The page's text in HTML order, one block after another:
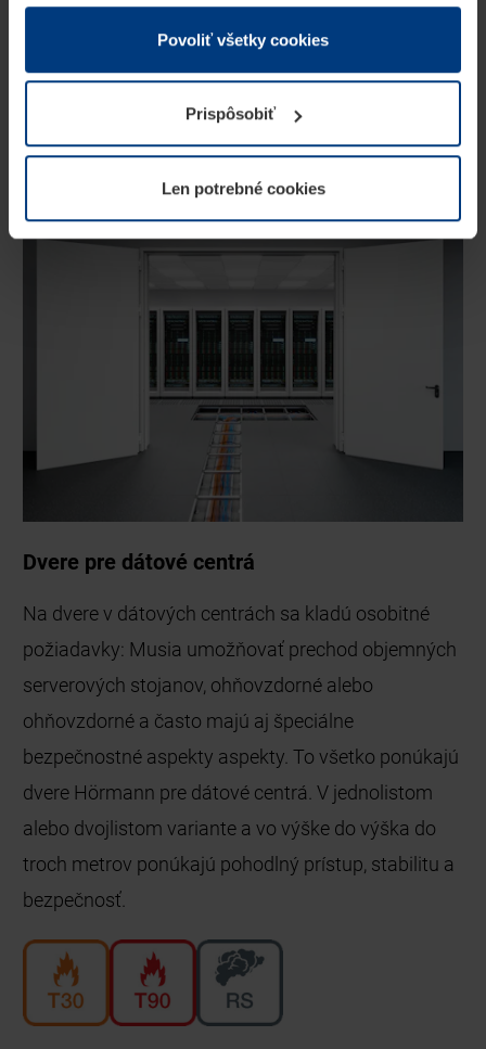
v rámci Vášho využívania služieb.
Z právneho hľadiska môžeme cookies ukladať na Vašom
prevádzku tejto stránky. Pre všetky ostatné typy cookie
potrebujeme Vaše povolenie. Vaše povolenie môžete
kedykoľvek zmeniť alebo odvolať vo vysvetlení cookie
našej webovej stránky.
Povoliť všetky cookies
Prispôsobiť
Len potrebné cookies
východy spoľahlivo proti pokusom o vlámanie.
Dvere pre dátové centrá
Na dvere v dátových centrách sa kladú osobitné
požiadavky: Musia umožňovať prechod objemných
serverových stojanov, ohňovzdorné alebo
ohňovzdorné a často majú aj špeciálne
bezpečnostné aspekty aspekty. To všetko ponúkajú
dvere Hörmann pre dátové centrá. V jednolistom
alebo dvojlistom variante a vo výške do výška do
troch metrov ponúkajú pohodlný prístup, stabilitu a
bezpečnosť.